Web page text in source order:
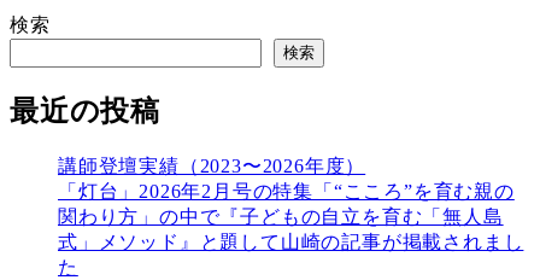
検索
検索
最近の投稿
講師登壇実績（2023〜2026年度）
「灯台」2026年2月号の特集「“こころ”を育む親の
関わり方」の中で『子どもの自立を育む「無人島
式」メソッド』と題して山崎の記事が掲載されまし
た